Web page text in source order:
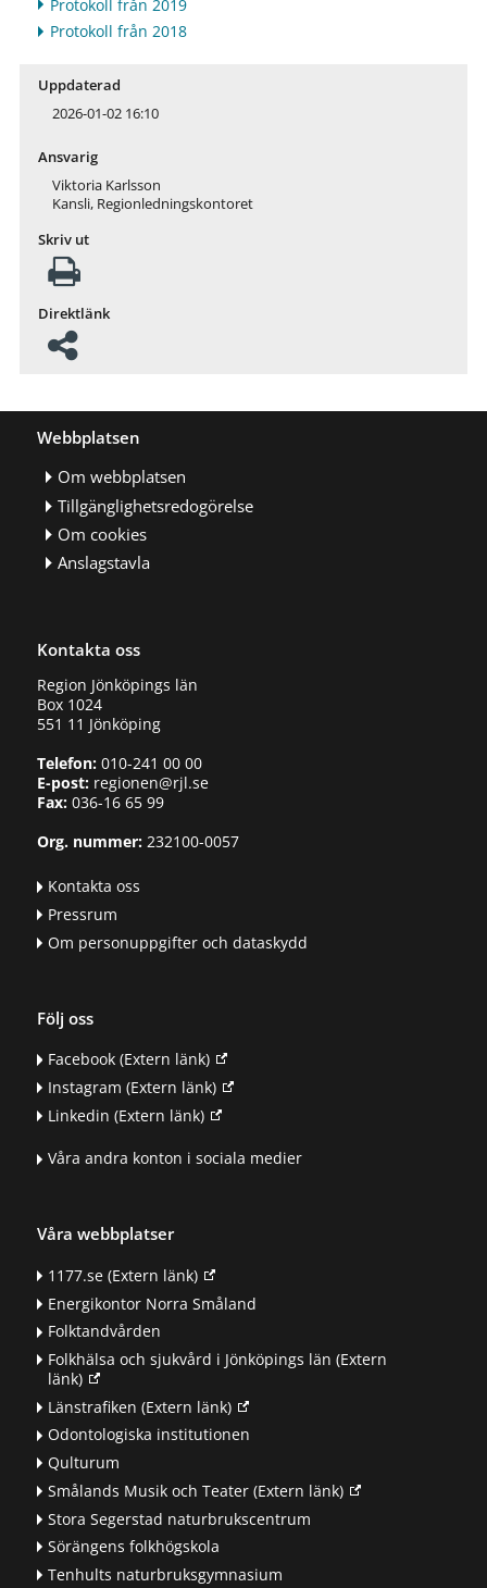
Protokoll från 2019
Protokoll från 2018
Uppdaterad
2026-01-02 16:10
Ansvarig
Viktoria Karlsson
Kansli, Regionledningskontoret
Skriv ut
Direktlänk
Webbplatsen
Om webbplatsen
Tillgänglighetsredogörelse
Om cookies
Anslagstavla
Kontakta oss
Region Jönköpings län
Box 1024
551 11 Jönköping
Telefon:010-241 00 00
E-post:regionen@rjl.se
Fax: 036-16 65 99
Org. nummer:232100-0057
Kontakta oss
Pressrum
Om personuppgifter och dataskydd
Följ oss
Facebook(Extern länk)
Instagram (Extern länk)
Linkedin (Extern länk)
Våra andra konton i sociala medier
Våra webbplatser
1177.se(Extern länk)
Energikontor Norra Småland
Folktandvården
Folkhälsa och sjukvård i Jönköpings län (Extern
länk)
Länstrafiken (Extern länk)
Odontologiska institutionen
Qulturum
Smålands Musik och Teater(Extern länk)
Stora Segerstad naturbrukscentrum
Sörängens folkhögskola
Tenhults naturbruksgymnasium